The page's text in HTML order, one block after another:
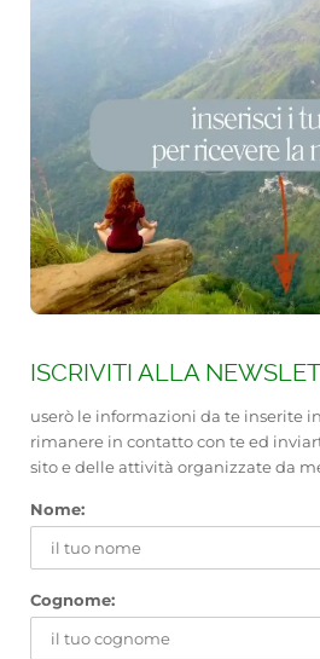
ISCRIVITI ALLA
userò le informazioni da te inserite
rimanere in contatto con te ed
sito e delle attività organizzate da
Nome:
Cognome: